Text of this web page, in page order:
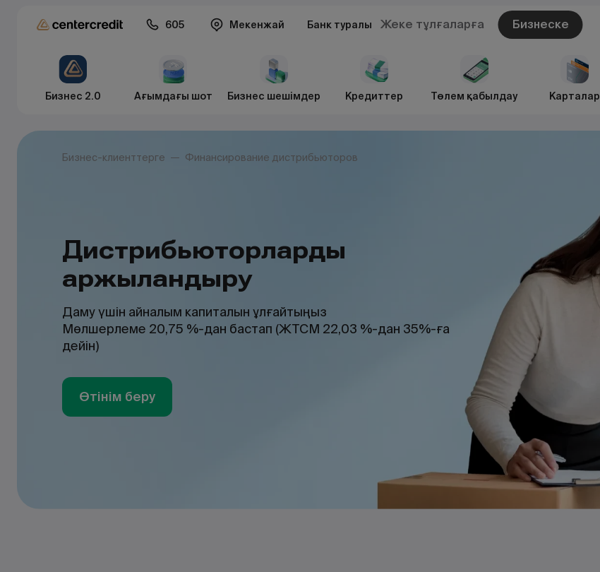
605 Мекенжай Банк туралы Жеке тұлғаларға Бизнеске
Бизнес 2.0 Ағымдағы шот Бизнес шешімдер Кредиттер Төлем қабылдау Карталар
Бизнес-клиенттерге Финансирование дистрибьюторов
Дистрибьюторларды
қаржыландыру
Даму үшін айналым капиталын ұлғайтыңыз
Мөлшерлеме 20,75 %-дан бастап (ЖТСМ 22,03 %-дан 35%-ға
дейін)
Өтінім беру